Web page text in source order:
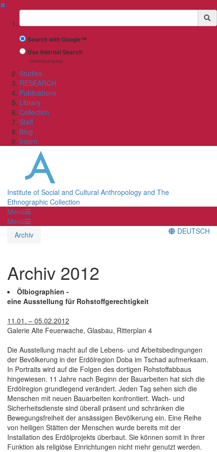
✖
Suchbegriff
Search with Google™
Use Internal Search
(limited result quality)
Studies
RESEARCH
Publications
Library
Collection
Staff
Blog
Intern
Institute of Social and Cultural Anthropology and The
Ethnographic Collection
Menü
Menü
Archiv
DEUTSCH
Archiv 2012
Ölbiographien -
eine Ausstellung für Rohstoffgerechtigkeit
11.01. – 05.02.2012
Galerie Alte Feuerwache, Glasbau, Ritterplan 4
Die Ausstellung macht auf die Lebens- und Arbeitsbedingungen
der Bevölkerung in der Erdölregion Doba im Tschad aufmerksam.
In Portraits wird auf die Folgen des dortigen Rohstoffabbaus
hingewiesen. 11 Jahre nach Beginn der Bauarbeiten hat sich die
Erdölregion grundlegend verändert. Jeden Tag sehen sich die
Menschen mit neuen Bauarbeiten konfrontiert. Wach- und
Sicherheitsdienste sind überall präsent und schränken die
Bewegungsfreiheit der ansässigen Bevölkerung ein. Eine Reihe
von heiligen Stätten der Menschen wurde bereits mit der
Installation des Erdölprojekts überbaut. Sie können somit in ihrer
Funktion als religiöse Einrichtungen nicht mehr genutzt werden.